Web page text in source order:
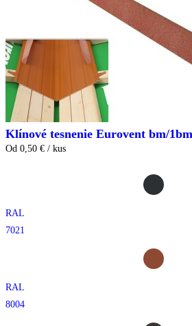
Klínové tesnenie Eurovent bm/1bm
Od 0,50 € / kus
RAL
7021
RAL
8004